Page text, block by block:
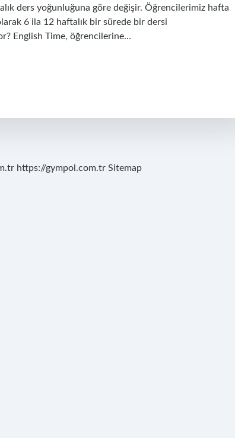
ders yoğunluğuna göre değişir. Öğrencilerimiz hafta
6 ila 12 haftalık bir sürede bir dersi
English Time, öğrencilerine…
https://gympol.com.tr Sitemap